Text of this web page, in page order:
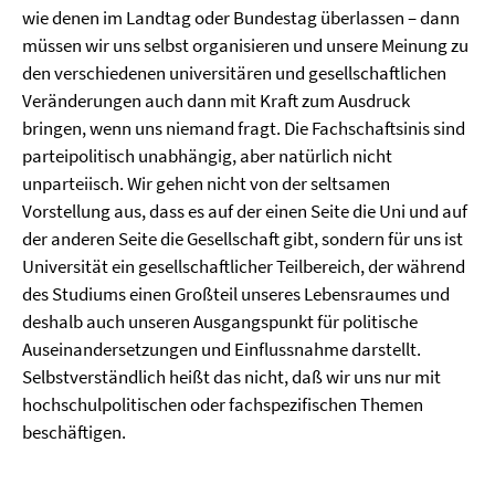
wie denen im Landtag oder Bundestag überlassen – dann
müssen wir uns selbst organisieren und unsere Meinung zu
den verschiedenen universitären und gesellschaftlichen
Veränderungen auch dann mit Kraft zum Ausdruck
bringen, wenn uns niemand fragt. Die Fachschaftsinis sind
parteipolitisch unabhängig, aber natürlich nicht
unparteiisch. Wir gehen nicht von der seltsamen
Vorstellung aus, dass es auf der einen Seite die Uni und auf
der anderen Seite die Gesellschaft gibt, sondern für uns ist
Universität ein gesellschaftlicher Teilbereich, der während
des Studiums einen Großteil unseres Lebensraumes und
deshalb auch unseren Ausgangspunkt für politische
Auseinandersetzungen und Einflussnahme darstellt.
Selbstverständlich heißt das nicht, daß wir uns nur mit
hochschulpolitischen oder fachspezifischen Themen
beschäftigen.